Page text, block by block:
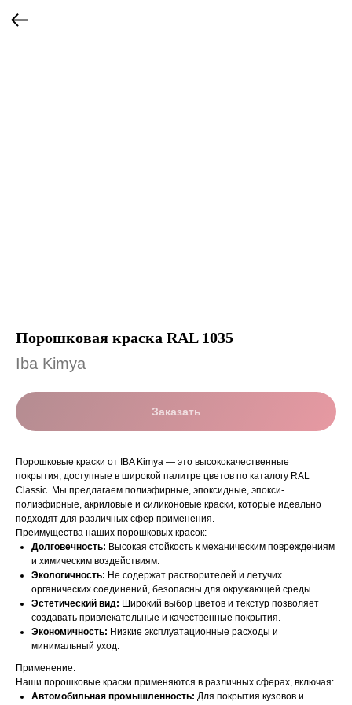
Порошковая краска RAL 1035
Iba Kimya
Заказать
Порошковые краски от IBA Kimya — это высококачественные
покрытия, доступные в широкой палитре цветов по каталогу RAL
Classic. Мы предлагаем полиэфирные, эпоксидные, эпокси-
полиэфирные, акриловые и силиконовые краски, которые идеально
подходят для различных сфер применения.
Преимущества наших порошковых красок:
Долговечность: Высокая стойкость к механическим повреждениям
и химическим воздействиям.
Экологичность: Не содержат растворителей и летучих
органических соединений, безопасны для окружающей среды.
Эстетический вид: Широкий выбор цветов и текстур позволяет
создавать привлекательные и качественные покрытия.
Экономичность: Низкие эксплуатационные расходы и
минимальный уход.
Применение:
Наши порошковые краски применяются в различных сферах, включая:
Автомобильная промышленность: Для покрытия кузовов и